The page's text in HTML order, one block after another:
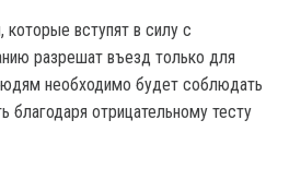
которые вступят в силу с
разрешат въезд только для
необходимо будет соблюдать
благодаря отрицательному тесту